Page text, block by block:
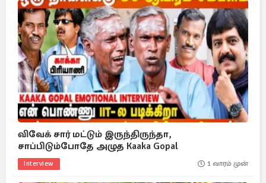
விவேக் சார் மட்டும் இருந்திருந்தா,
சாப்பிடும்போதே அழுத Kaaka Gopal
Interview 1 வாரம் முன்